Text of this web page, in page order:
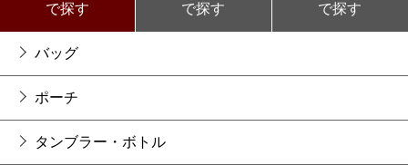
で探す
で探す
で探す
バッグ
ポーチ
タンブラー・ボトル